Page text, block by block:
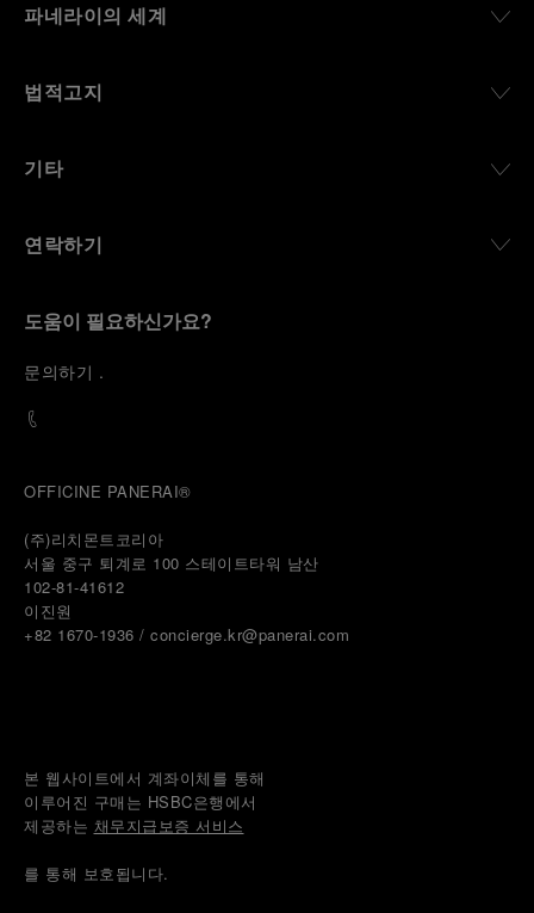
파네라이의 세계
법적고지
기타
연락하기
도움이 필요하신가요?
문의하기 .
OFFICINE PANERAI®
(주)리치몬트코리아
서울 중구 퇴계로 100 스테이트타워 남산
102-81-41612
이진원
+82 1670-1936 / concierge.kr@panerai.com
본 웹사이트에서 계좌이체를 통해
이루어진 구매는 HSBC은행에서
제공하는 채무지급보증 서비스
를 통해 보호됩니다.